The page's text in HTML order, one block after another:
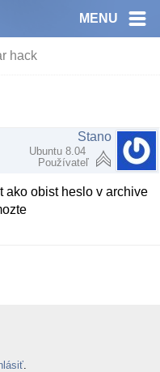
MENU
hack
Stano
Ubuntu 8.04
Používateľ
ako obist heslo v archive